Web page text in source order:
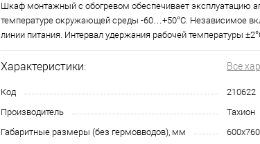
Шкаф монтажный с обогревом обеспечивает эксплуатацию
температуре окружающей среды -60…+50°С. Независимое
линии питания. Интервал удержания рабочей температуры
Характеристики: Все
Код
210622
Производитель
Тахион
Габаритные размеры (без гермовводов), мм